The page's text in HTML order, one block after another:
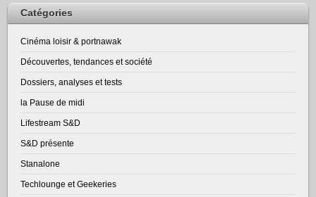
Catégories
Cinéma loisir & portnawak
Découvertes, tendances et société
Dossiers, analyses et tests
la Pause de midi
Lifestream S&D
S&D présente
Stanalone
Techlounge et Geekeries